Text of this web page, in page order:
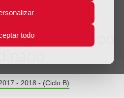
todo
del tiempo
- 2018 - (Ciclo B)